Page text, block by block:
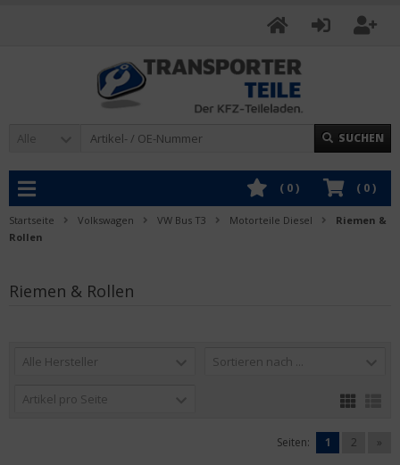
Alle SUCHEN
( 0)
( 0)
Startseite Volkswagen VW Bus T3 Motorteile Diesel
Riemen &
Rollen
Riemen & Rollen
Alle Hersteller Sortieren nach ...
Artikel pro Seite
Seiten: 1 2 »